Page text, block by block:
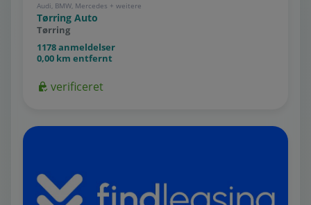
Audi, BMW, Mercedes + weitere
Tørring Auto
Tørring
1178 anmeldelser
0,00 km entfernt
verificeret